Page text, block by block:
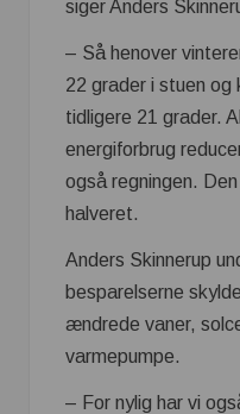
siger Anders
– Så henover
22 grader i stuen og
tidligere 21 grader.
energiforbrug
også regningen.
halveret.
Anders Skinnerup
besparelserne
ændrede vaner,
varmepumpe.
– For nylig har vi